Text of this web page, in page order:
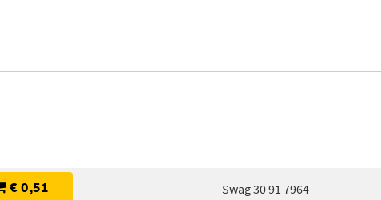
€ 0,51 Swag 30 91 7964